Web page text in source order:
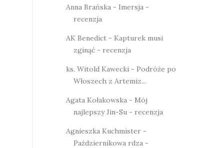
Anna Brańska - Imersja -
recenzja
AK Benedict - Kapturek musi
zginąć - recenzja
ks. Witold Kawecki - Podróże po
Włoszech z Artemiz...
Agata Kołakowska - Mój
najlepszy Jin-Su - recenzja
Agnieszka Kuchmister -
Październikowa rdza -